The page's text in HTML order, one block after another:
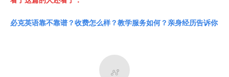
必克英语靠不靠谱？收费怎么样？教学服务如何？亲身经历告诉你
